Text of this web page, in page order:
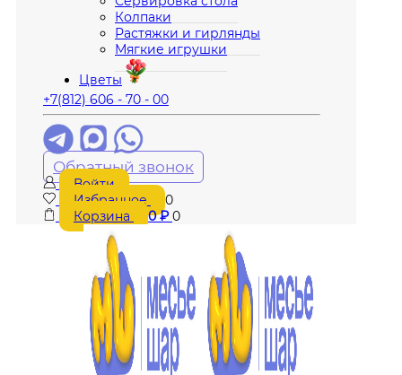
Колпаки
Растяжки и гирлянды
Мягкие игрушки
Цветы
+7(812) 606 - 70 - 00
Обратный звонок
Войти
Избранное
0
Корзина
0₽ 0